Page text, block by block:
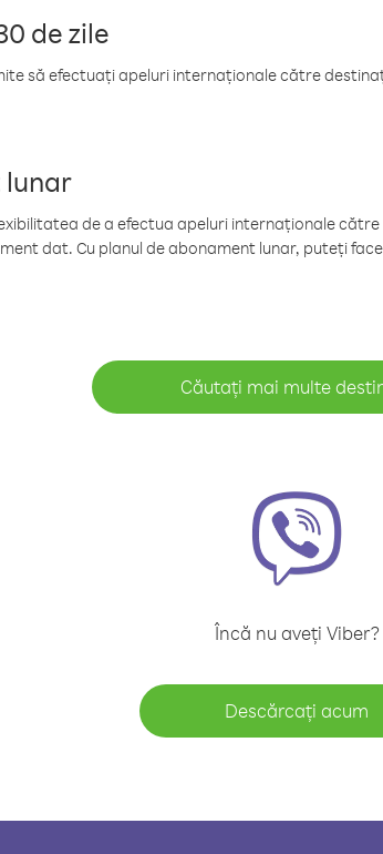
de zile
să efectuați apeluri internaționale către
lunar
de a efectua apeluri internaționale
dat. Cu planul de abonament lunar, puteți
Căutați mai multe
Încă nu aveți Viber?
Descărcați acum